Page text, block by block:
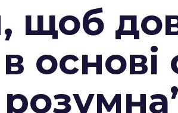
щоб
основі